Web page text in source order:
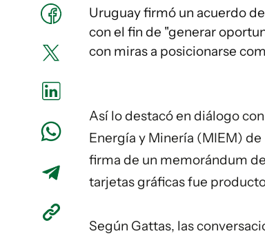
Uruguay firmó un acuerdo
con el fin de "generar
con miras a posicionarse
Así lo destacó en diálogo
Energía y Minería (MIEM)
firma de un memorándum
tarjetas gráficas fue
Según Gattas, las